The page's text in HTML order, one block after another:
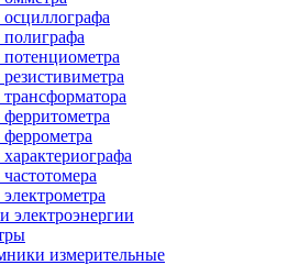
электроэнергии
измерительные